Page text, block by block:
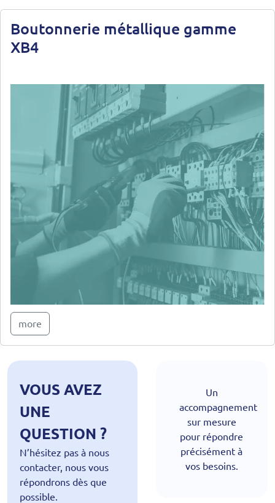
Boutonnerie métallique gamme
XB4
more
VOUS AVEZ
UNE
QUESTION ?
N’hésitez pas à nous
contacter, nous vous
répondrons dès que
possible.
Un
accompagnement
sur mesure
pour répondre
précisément à
vos besoins.